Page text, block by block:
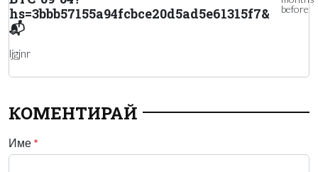
hs=3bbb57155a94fcbce20d5ad5e61315f7&
📬
before
ljgjnr
КОМЕНТИРАЙ
Име *